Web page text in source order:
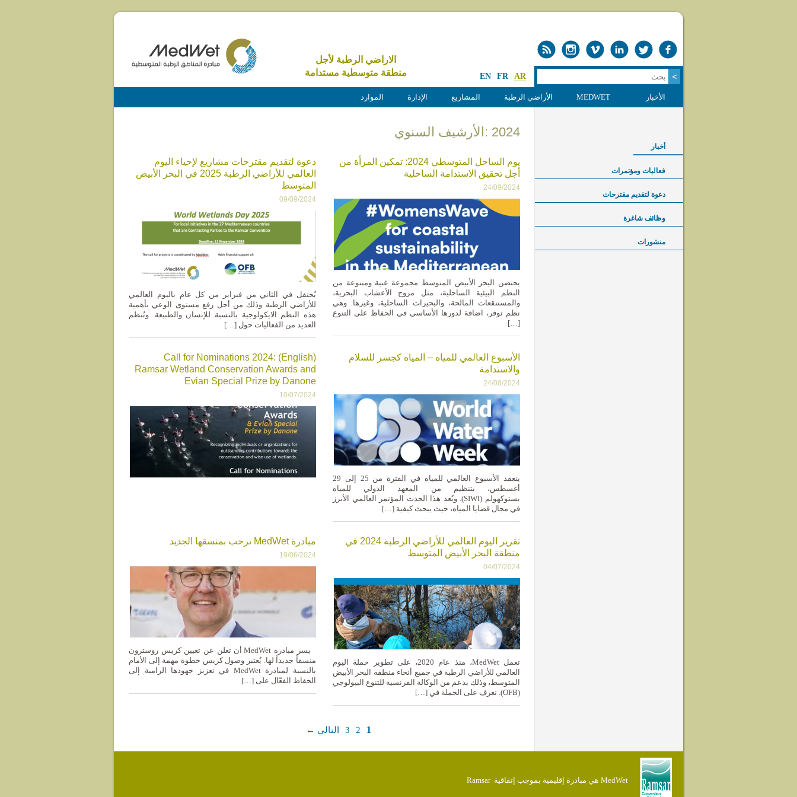
الاراضي الرطبة لأجل
منطقة متوسطية مستدامة
EN FR AR
الأخبار MEDWET الأراضي الرطبة المشاريع الإدارة الموارد
2024 :الأرشيف السنوي
يوم الساحل المتوسطي 2024: تمكين المرأة من
أجل تحقيق الاستدامة الساحلية
24/09/2024
يحتضن البحر الأبيض المتوسط مجموعة غنية ومتنوعة من
النظم البيئية الساحلية، مثل مروج الأعشاب البحرية،
والمستنقعات المالحة، والبحيرات الساحلية، وغيرها. وهي
نظم توفر، اضافة لدورها الأساسي في الحفاظ على التنوع
[…]
دعوة لتقديم مقترحات مشاريع لإحياء اليوم
العالمي للأراضي الرطبة 2025 في البحر الأبيض
المتوسط
09/09/2024
يُحتفل في الثاني من فبراير من كل عام باليوم العالمي
للأراضي الرطبة وذلك من أجل رفع مستوى الوعي بأهمية
هذه النظم الايكولوجية بالنسبة للإنسان والطبيعة. وتُنظم
العديد من الفعاليات حول […]
الأسبوع العالمي للمياه – المياه كجسر للسلام
والاستدامة
24/08/2024
ينعقد الأسبوع العالمي للمياه في الفترة من 25 إلى 29
أغسطس، بتنظيم من المعهد الدولي للمياه
بستوكهولم (SIWI). ويُعد هذا الحدث المؤتمر العالمي الأبرز
في مجال قضايا المياه، حيث يبحث كيفية […]
(English) Call for Nominations 2024:
Ramsar Wetland Conservation Awards and
Evian Special Prize by Danone
10/07/2024
تقرير اليوم العالمي للأراضي الرطبة 2024 في
منطقة البحر الأبيض المتوسط
04/07/2024
تعمل MedWet، منذ عام 2020، على تطوير حملة اليوم
العالمي للأراضي الرطبة في جميع أنحاء منطقة البحر الأبيض
المتوسط، وذلك بدعم من الوكالة الفرنسية للتنوع البيولوجي
(OFB). تعرف على الحملة في […]
مبادرة MedWet ترحب بمنسقها الجديد
19/06/2024
يسر مبادرة MedWet أن تعلن عن تعيين كريس روسترون
منسقاً جديداً لها. يُعتبر وصول كريس خطوة مهمة إلى الأمام
بالنسبة لمبادرة MedWet في تعزيز جهودها الرامية إلى
الحفاظ الفعّال على […]
1
2
3 التالي ←
أخبار
فعاليات ومؤتمرات
دعوة لتقديم مقترحات
وظائف شاغرة
منشورات
MedWet هي مبادرة إقليمية بموجب إتفاقية Ramsar